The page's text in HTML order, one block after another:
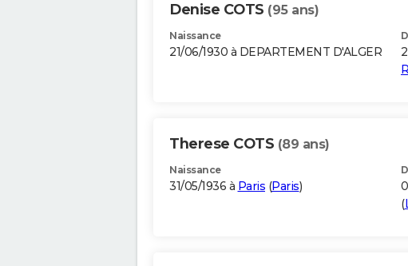
Denise COTS (95 ans)
Naissance
21/06/1930 à DEPARTEMENT D'ALGER
Therese COTS (89 ans)
Naissance
31/05/1936 à Paris (Paris)
(